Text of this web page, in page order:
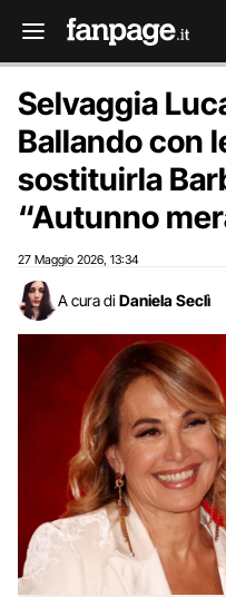
Selvaggia
Ballando con
sostituirla
“Autunno
27 Maggio 2026 13:34
A cura di Daniela Seclì